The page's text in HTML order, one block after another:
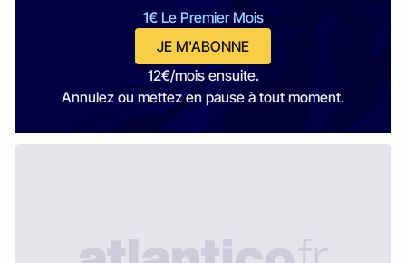
1€ Le Premier Mois
JE M'ABONNE
12€/mois ensuite.
Annulez ou mettez en pause à tout moment.